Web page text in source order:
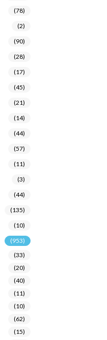
(78)
(2)
(90)
(28)
(17)
(45)
(21)
(14)
(44)
(57)
(11)
(3)
(44)
(135)
(10)
(953)
(33)
(20)
(40)
(11)
(10)
(62)
(15)